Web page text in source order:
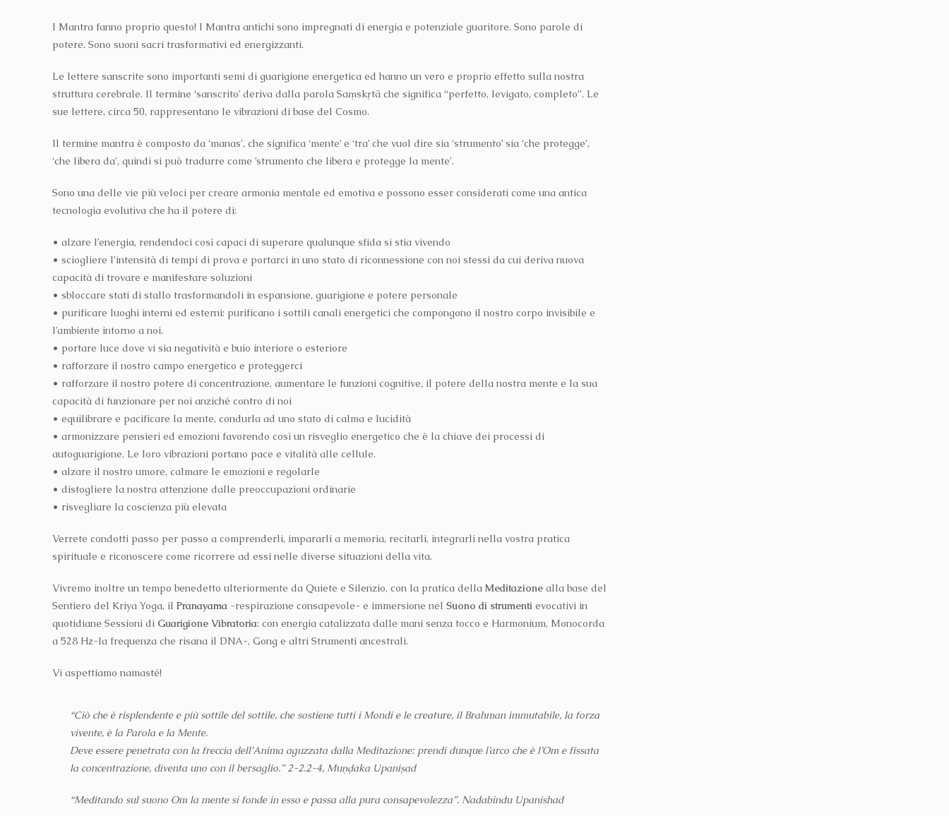
I Mantra fanno proprio questo! I Mantra antichi sono impregnati di energia e potenziale guaritore. Sono parole di
potere. Sono suoni sacri trasformativi ed energizzanti.
Le lettere sanscrite sono importanti semi di guarigione energetica ed hanno un vero e proprio effetto sulla nostra
struttura cerebrale. Il termine ‘sanscrito’ deriva dalla parola Saṃskṛtā che significa “perfetto, levigato, completo”. Le
sue lettere, circa 50, rappresentano le vibrazioni di base del Cosmo.
Il termine mantra è composto da ‘manas’, che significa ‘mente’ e ‘tra’ che vuol dire sia ‘strumento’ sia ‘che protegge’,
‘che libera da’, quindi si può tradurre come ’strumento che libera e protegge la mente’.
Sono una delle vie più veloci per creare armonia mentale ed emotiva e possono esser considerati come una antica
tecnologia evolutiva che ha il potere di:
• alzare l’energia, rendendoci così capaci di superare qualunque sfida si stia vivendo
• sciogliere l’intensità di tempi di prova e portarci in uno stato di riconnessione con noi stessi da cui deriva nuova
capacità di trovare e manifestare soluzioni
• sbloccare stati di stallo trasformandoli in espansione, guarigione e potere personale
• purificare luoghi interni ed esterni: purificano i sottili canali energetici che compongono il nostro corpo invisibile e
l’ambiente intorno a noi.
• portare luce dove vi sia negatività e buio interiore o esteriore
• rafforzare il nostro campo energetico e proteggerci
• rafforzare il nostro potere di concentrazione, aumentare le funzioni cognitive, il potere della nostra mente e la sua
capacità di funzionare per noi anziché contro di noi
• equilibrare e pacificare la mente, condurla ad uno stato di calma e lucidità
• armonizzare pensieri ed emozioni favorendo così un risveglio energetico che è la chiave dei processi di
autoguarigione. Le loro vibrazioni portano pace e vitalità alle cellule.
• alzare il nostro umore, calmare le emozioni e regolarle
• distogliere la nostra attenzione dalle preoccupazioni ordinarie
• risvegliare la coscienza più elevata
Verrete condotti passo per passo a comprenderli, impararli a memoria, recitarli, integrarli nella vostra pratica
spirituale e riconoscere come ricorrere ad essi nelle diverse situazioni della vita.
Vivremo inoltre un tempo benedetto ulteriormente da Quiete e Silenzio, con la pratica della Meditazione alla base del
Sentiero del Kriya Yoga, il Pranayama -respirazione consapevole- e immersione nel Suono di strumenti evocativi in
quotidiane Sessioni di Guarigione Vibratoria: con energia catalizzata dalle mani senza tocco e Harmonium, Monocorda
a 528 Hz-la frequenza che risana il DNA-, Gong e altri Strumenti ancestrali.
Vi aspettiamo namasté!
“Ciò che è risplendente e più sottile del sottile, che sostiene tutti i Mondi e le creature, il Brahman immutabile, la forza
vivente, è la Parola e la Mente.
Deve essere penetrata con la freccia dell’Anima aguzzata dalla Meditazione: prendi dunque l’arco che è l’Om e fissata
la concentrazione, diventa uno con il bersaglio.” 2-2.2-4, Muṇḍaka Upaniṣad
“Meditando sul suono Om la mente si fonde in esso e passa alla pura consapevolezza”. Nadabindu Upanishad